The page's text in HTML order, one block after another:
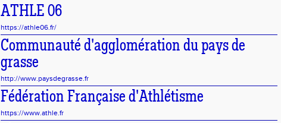
ATHLE 06
https://athle06.fr/
Communauté d'agglomération du pays de
grasse
http://www.paysdegrasse.fr
Fédération Française d'Athlétisme
https://www.athle.fr